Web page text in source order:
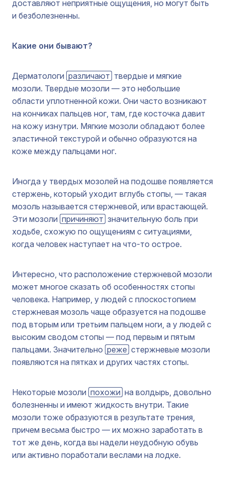
доставляют неприятные ощущения, но могут быть
и безболезненны.
Какие они бывают?
Дерматологи различают твердые и мягкие
мозоли. Твердые мозоли — это небольшие
области уплотненной кожи. Они часто возникают
на кончиках пальцев ног, там, где косточка давит
на кожу изнутри. Мягкие мозоли обладают более
эластичной текстурой и обычно образуются на
коже между пальцами ног.
Иногда у твердых мозолей на подошве появляется
стержень, который уходит вглубь стопы, — такая
мозоль называется стержневой, или врастающей.
Эти мозоли причиняют значительную боль при
ходьбе, схожую по ощущениям с ситуациями,
когда человек наступает на что-то острое.
Интересно, что расположение стержневой мозоли
может многое сказать об особенностях стопы
человека. Например, у людей с плоскостопием
стержневая мозоль чаще образуется на подошве
под вторым или третьим пальцем ноги, а у людей с
высоким сводом стопы — под первым и пятым
пальцами. Значительно реже стержневые мозоли
появляются на пятках и других частях стопы.
Некоторые мозоли похожи на волдырь, довольно
болезненны и имеют жидкость внутри. Такие
мозоли тоже образуются в результате трения,
причем весьма быстро — их можно заработать в
тот же день, когда вы надели неудобную обувь
или активно поработали веслами на лодке.